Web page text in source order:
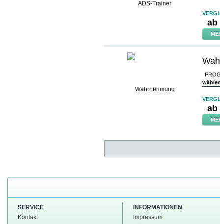
ab
ab
SERVICE
Kontakt
INFORMATIONEN
Impressum